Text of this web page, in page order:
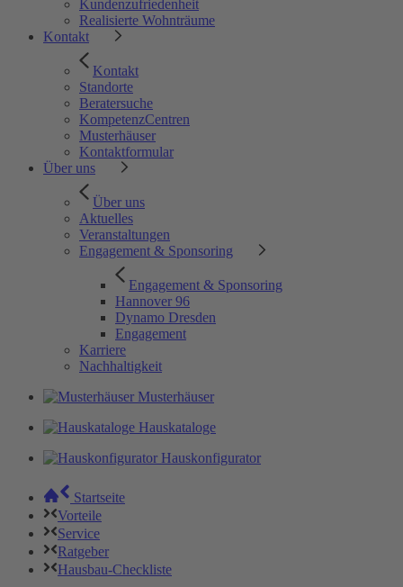
Kundenzufriedenheit
Realisierte Wohnträume
Kontakt
Kontakt
Standorte
Beratersuche
KompetenzCentren
Musterhäuser
Kontaktformular
Über uns
Über uns
Aktuelles
Veranstaltungen
Engagement & Sponsoring
Engagement & Sponsoring
Hannover 96
Dynamo Dresden
Engagement
Karriere
Nachhaltigkeit
Musterhäuser
Hauskataloge
Hauskonfigurator
Startseite
Vorteile
Service
Ratgeber
Hausbau-Checkliste